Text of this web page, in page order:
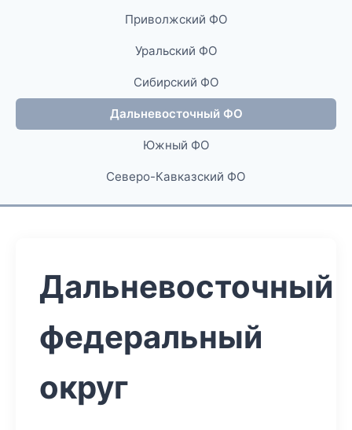
Приволжский ФО
Уральский ФО
Сибирский ФО
Дальневосточный ФО
Южный ФО
Северо-Кавказский ФО
Дальневосточный
федеральный
округ